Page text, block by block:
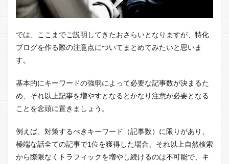
では、ここまでご説明してきたおさらいとなりますが、特化
ブログを作る際の注意点についてまとめてみたいと思いま
す。
基本的にキーワードの強弱によって必要な記事数が決まるた
め、それ以上記事を増やすとなるとかなり注意が必要となる
ことを念頭に置きましょう。
例えば、対策するべきキーワード（記事数）に限りがあり、
極端な話全ての記事で1位を獲得した場合、それ以上自然検索
から際限なくトラフィックを増やし続けるのは不可能で、キ